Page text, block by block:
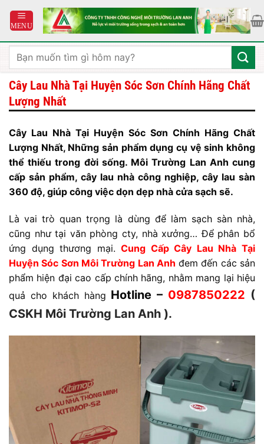
qua
dung
Tìm
kiếm:
Cây Lau Nhà Tại Huyện Sóc Sơn Chính Hãng Chất
Lượng Nhất
Cây Lau Nhà Tại Huyện Sóc Sơn Chính Hãng Chất
Lượng Nhất, Những sản phẩm dụng cụ vệ sinh không
thể thiếu trong đời sống. Môi Trường Lan Anh cung
cấp sản phẩm, cây lau nhà công nghiệp, cây lau sàn
360 độ, giúp công việc dọn dẹp nhà cửa sạch sẽ.
Là vai trò quan trọng là dùng để làm sạch sàn nhà,
cũng như tại văn phòng cty, nhà xưởng… Để phân bổ
ứng dụng thương mại.Cung Cấp Cây Lau Nhà Tại
Huyện Sóc Sơn Môi Trường Lan Anh đem đến các sản
phẩm hiện đại cao cấp chính hãng, nhằm mang lại hiệu
quả cho khách hàng Hotline – 0987850222 (
CSKH Môi Trường Lan Anh ).